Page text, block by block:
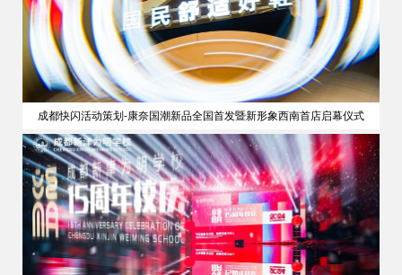
成都快闪活动策划-康奈国潮新品全国首发暨新形象西南首店启幕仪式